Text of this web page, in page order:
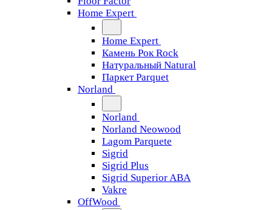
Home Expert
Home Expert
Камень Рок Rock
Натуральный Natural
Паркет Parquet
Norland
Norland
Norland Neowood
Lagom Parquete
Sigrid
Sigrid Plus
Sigrid Superior ABA
Vakre
OffWood